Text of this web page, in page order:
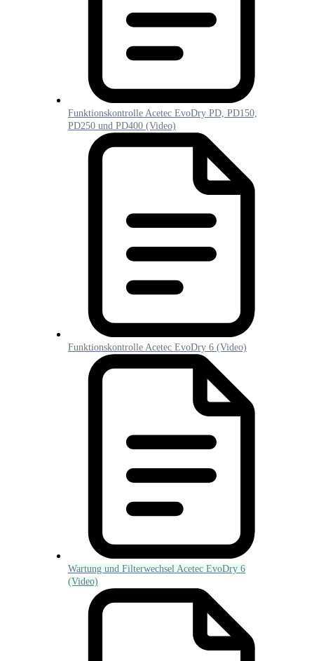
Funktionskontrolle Acetec EvoDry PD, PD150,
PD250 und PD400 (Video)
Funktionskontrolle Acetec EvoDry 6 (Video)
Wartung und Filterwechsel Acetec EvoDry 6
(Video)